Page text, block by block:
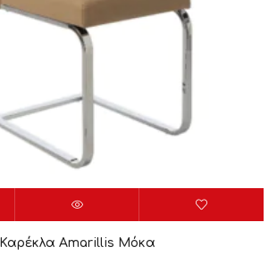
Καρέκλα Amarillis Μόκα